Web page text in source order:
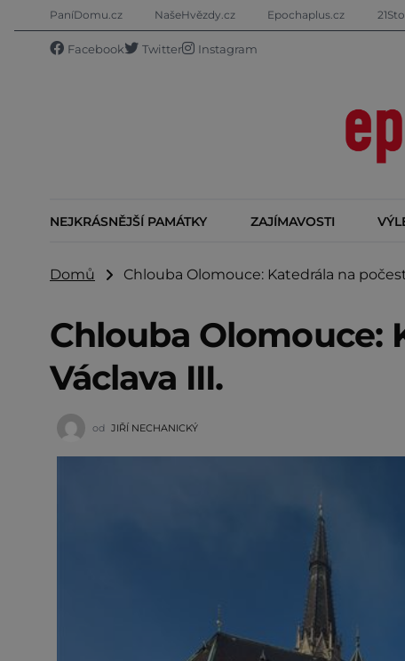
PaníDomu.cz NašeHvězdy.cz Epochaplus.cz
Facebook Twitter Instagram
NEJKRÁSNĚJŠÍ PAMÁTKY ZAJÍMAVOSTI
Domů Chlouba Olomouce: Katedrála na
Chlouba Olomouce:
Václava III.
od JIŘÍ NECHANICKÝ